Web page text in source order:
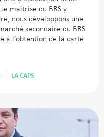
maitrise du BRS y
nous développons une
secondaire du BRS
à l’obtention de la carte
LA CAPS